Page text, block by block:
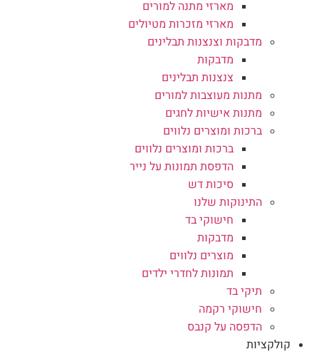
מארזי מתנה למורים
מארזי מזכרות מטיולים
מדבקות וצנצנות תבלינים
מדבקות
צנצנות תבלינים
מתנות מעוצבות למורים
מתנות אישיות לחגים
ברכות ומוצרים נלווים
ברכות ומוצרים נלווים
הדפסת תמונות על נייר
סיכות דש
התינוקות שלנו
חישוקי בד
מדבקות
מוצרים נלווים
תמונות לחדרי ילדים
תיקי בד
חישוקי רקמה
הדפסה על קנבס
קולקציות